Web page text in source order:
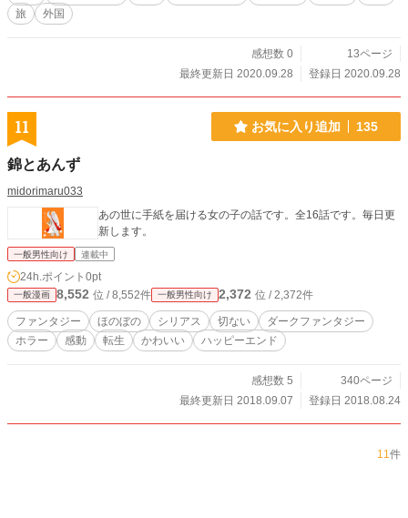
旅
外国
感想数 0
13ページ
最終更新日 2020.09.28
登録日 2020.09.28
11 お気に入り追加 135
錦とあんず
midorimaru033
あの世に手紙を届ける女の子の話です。全16話です。毎日更
新します。
一般男性向け 連載中
24h.ポイント 0pt
一般漫画 8,552 位 / 8,552件 一般男性向け 2,372 位 / 2,372件
ファンタジー ほのぼの シリアス 切ない
ダークファンタジー
ホラー
感動 転生 かわいい ハッピーエンド
感想数 5
340ページ
最終更新日 2018.09.07
登録日 2018.08.24
11件